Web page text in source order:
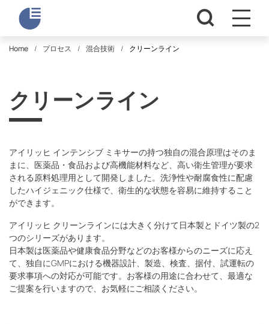
Home プロセス 混合技術 クリーンライン
クリーンライン
アイリッヒ インテンシブ ミキサーの持つ独自の混合原理はそのま
まに、医薬品・食品および高機能材料など、高い衛生管理が要求
される原料処理用として開発しました。洗浄性や耐腐食性に配慮
したハイジェニック仕様で、衛生的な状態を容易に維持すること
ができます。
アイリッヒ クリーンラインには大きく分けて日本製とドイツ製の2
つのシリーズがあります。
日本製は医薬品や健康食品分野などのお客様からのニーズに応え
て、独自にGMPにおける機器設計、製造、検査、据付、試運転の
要求事項への対応が可能です。お客様の用途に合わせて、最適な
ご提案を行いますので、お気軽にご相談ください。